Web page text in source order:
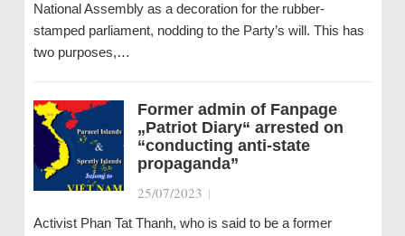
National Assembly as a decoration for the rubber-
stamped parliament, nodding to the Party’s will. This has
two purposes,…
Former admin of Fanpage
„Patriot Diary“ arrested on
“conducting anti-state
propaganda”
25/07/2023 |
Activist Phan Tat Thanh, who is said to be a former